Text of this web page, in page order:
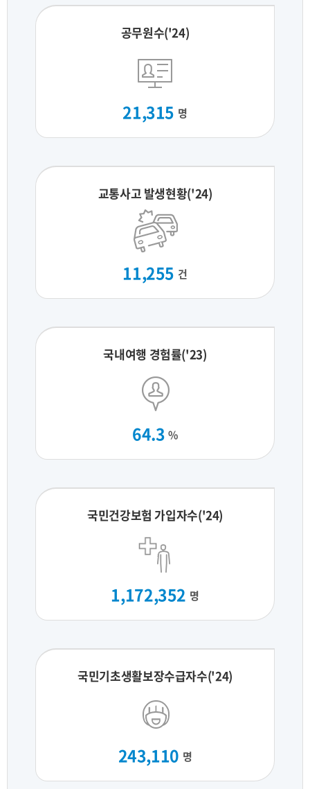
공무원수('24)
21,315 명
교통사고 발생현황('24)
11,255 건
국내여행 경험률('23)
64.3 %
국민건강보험 가입자수('24)
1,172,352 명
국민기초생활보장수급자수('24)
243,110 명